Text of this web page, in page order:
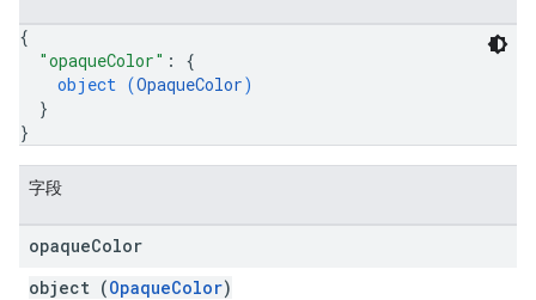
{
"opaqueColor" : {
object (OpaqueColor)
}
}
字段
opaqueColor
object (OpaqueColor)